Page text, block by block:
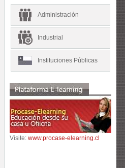
Administración
Industrial
Instituciones Públicas
Visite: www.procase-elearning.cl